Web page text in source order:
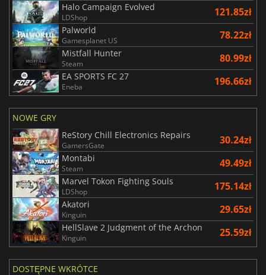
Halo Campaign Evolved
LDShop 121.85zł
Palworld
Gamesplanet US 78.22zł
Mistfall Hunter
Steam 80.99zł
EA SPORTS FC 27
Eneba 196.66zł
NOWE GRY
ReStory Chill Electronics Repairs
GamersGate 30.24zł
Montabi
Steam 49.49zł
Marvel Tokon Fighting Souls
LDShop 175.14zł
Akatori
Kinguin 29.65zł
HellSlave 2 Judgment of the Archon
Kinguin 25.59zł
DOSTĘPNE WKRÓTCE